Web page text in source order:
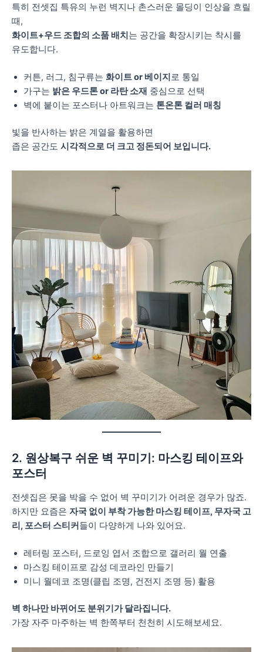
특히 전셋집 특유의 누런 벽지나 촌스러운 몰딩이 인상을 흐릴
때,
화이트+우드 조합의 소품 배치는 공간을 확장시키는 착시를
유도합니다.
커튼, 러그, 침구류는 화이트 or 베이지로 통일
가구는 밝은 우드톤 or 라탄 소재 중심으로 선택
벽에 붙이는 포스터나 아트워크는 톤온톤 컬러 매칭
빛을 반사하는 밝은 계열을 활용하면
좁은 공간도 시각적으로 더 크고 정돈되어 보입니다.
2. 원상복구 쉬운 벽 꾸미기: 마스킹 테이프와
포스터
전셋집은 못을 박을 수 없어 벽 꾸미기가 어려운 경우가 많죠.
하지만 요즘은 자국 없이 부착 가능한 마스킹 테이프, 무자국 고
리, 포스터 스티커들이 다양하게 나와 있어요.
레터링 포스터, 드로잉 엽서 조합으로 갤러리 월 연출
마스킹 테이프로 감성 데코라인 만들기
미니 월데코 조명(클립 조명, 건전지 조명 등) 활용
벽 하나만 바뀌어도 분위기가 달라집니다.
가장 자주 마주하는 벽 한쪽부터 천천히 시도해보세요.